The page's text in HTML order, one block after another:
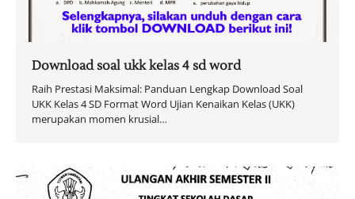
Download soal ukk kelas 4 sd word
Raih Prestasi Maksimal: Panduan Lengkap Download Soal
UKK Kelas 4 SD Format Word Ujian Kenaikan Kelas (UKK)
merupakan momen krusial…